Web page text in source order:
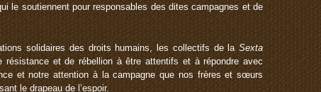
le soutiennent pour responsables des dites campagnes et de
solidaires des droits humains, les collectifs de la Sexta
résistance et de rébellion à être attentifs et à répondre avec
et notre attention à la campagne que nos frères et sœurs
le drapeau de l’espoir.